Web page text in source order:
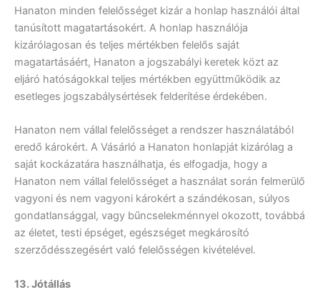
Hanaton minden felelősséget kizár a honlap használói által
tanúsított magatartásokért. A honlap használója
kizárólagosan és teljes mértékben felelős saját
magatartásáért, Hanaton a jogszabályi keretek közt az
eljáró hatóságokkal teljes mértékben együttműködik az
esetleges jogszabálysértések felderítése érdekében.
Hanaton nem vállal felelősséget a rendszer használatából
eredő károkért. A Vásárló a Hanaton honlapját kizárólag a
saját kockázatára használhatja, és elfogadja, hogy a
Hanaton nem vállal felelősséget a használat során felmerülő
vagyoni és nem vagyoni károkért a szándékosan, súlyos
gondatlansággal, vagy bűncselekménnyel okozott, továbbá
az életet, testi épséget, egészséget megkárosító
szerződésszegésért való felelősségen kivételével.
13. Jótállás